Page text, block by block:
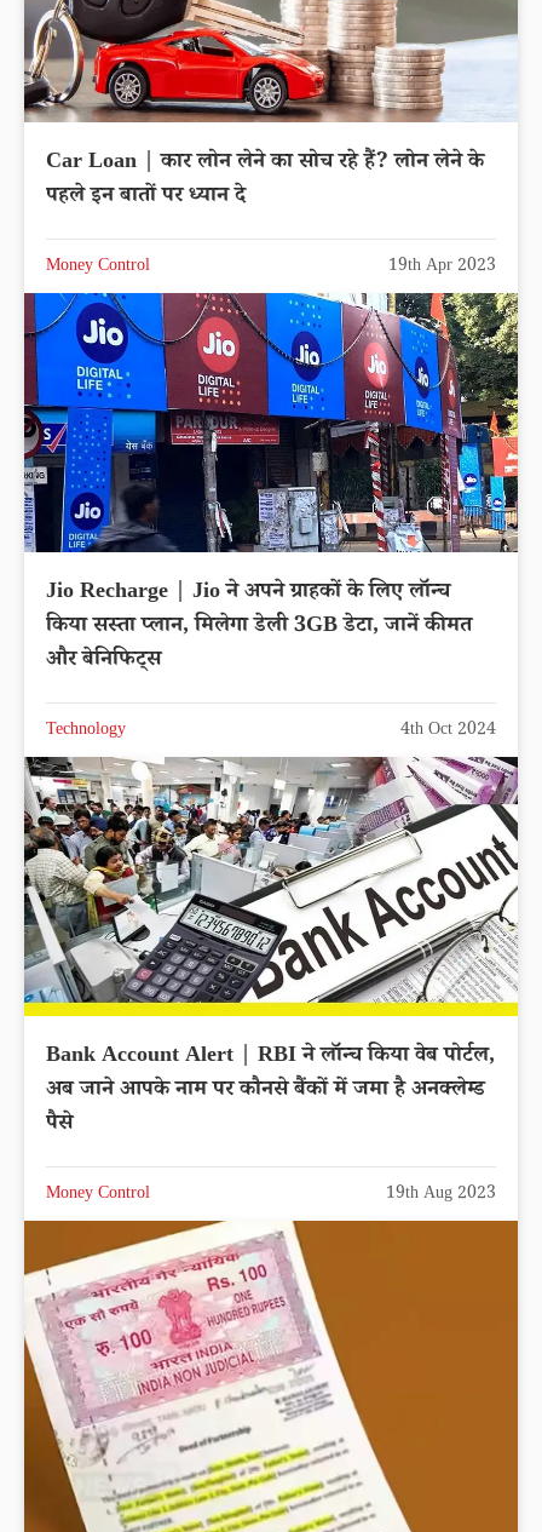
Car Loan | कार लोन लेने का सोच रहे हैं? लोन लेने के
पहले इन बातों पर ध्यान दे
Money Control 19th Apr 2023
Jio Recharge | Jio ने अपने ग्राहकों के लिए लॉन्च
किया सस्ता प्लान, मिलेगा डेली 3GB डेटा, जानें कीमत
और बेनिफिट्स
Technology 4th Oct 2024
Bank Account Alert | RBI ने लॉन्च किया वेब पोर्टल,
अब जाने आपके नाम पर कौनसे बैंकों में जमा है अनक्लेम्ड
पैसे
Money Control 19th Aug 2023